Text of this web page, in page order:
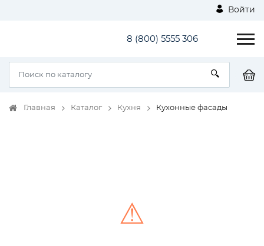
Войти
8 (800) 5555 306
Главная Каталог Кухня Кухонные фасады
⚠